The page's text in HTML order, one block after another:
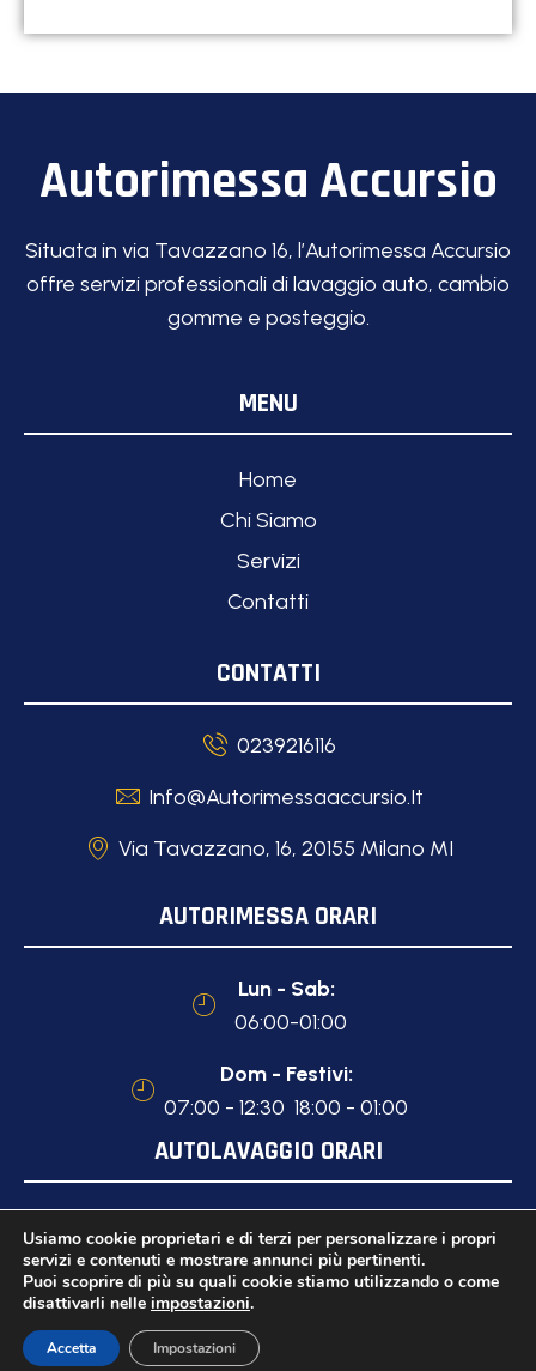
Autorimessa Accursio
Situata in via Tavazzano 16, l’Autorimessa Accursio
offre servizi professionali di lavaggio auto, cambio
gomme e posteggio.
MENU
Home
Chi Siamo
Servizi
Contatti
CONTATTI
0239216116
Info@autorimessaaccursio.it
Via Tavazzano, 16, 20155 Milano MI
AUTORIMESSA ORARI
Lun - Sab:
06:00-01:00
Dom - Festivi:
07:00 - 12:30 18:00 - 01:00
AUTOLAVAGGIO ORARI
08:00-18:00
PRIVACY POLICYP.IVA 10629250969
Usiamo cookie proprietari e di terzi per personalizzare i propri
servizi e contenuti e mostrare annunci più pertinenti.
Puoi scoprire di più su quali cookie stiamo utilizzando o come
disattivarli nelle impostazioni.
Accetta Impostazioni